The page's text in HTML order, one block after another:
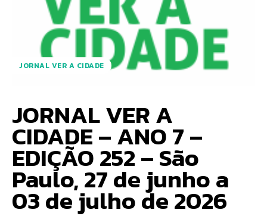
JORNAL VER A CIDADE
JORNAL VER A
CIDADE – ANO 7 –
EDIÇÃO 252 – São
Paulo, 27 de junho a
03 de julho de 2026